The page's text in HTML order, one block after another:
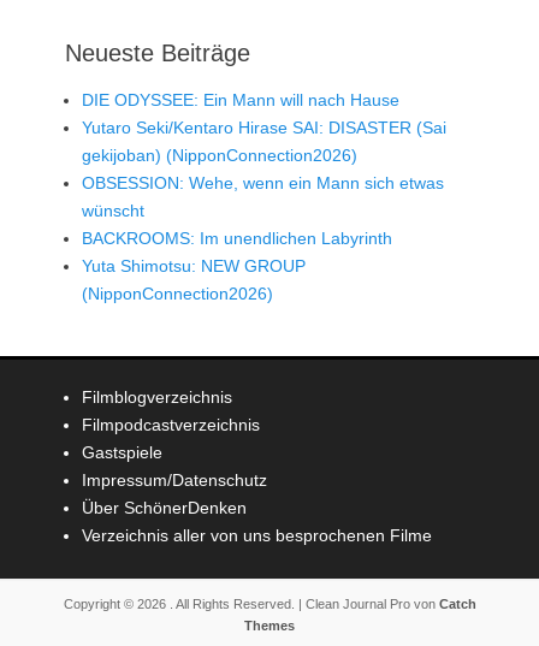
Neueste Beiträge
DIE ODYSSEE: Ein Mann will nach Hause
Yutaro Seki/Kentaro Hirase SAI: DISASTER (Sai
gekijoban) (NipponConnection2026)
OBSESSION: Wehe, wenn ein Mann sich etwas
wünscht
BACKROOMS: Im unendlichen Labyrinth
Yuta Shimotsu: NEW GROUP
(NipponConnection2026)
Filmblogverzeichnis
Filmpodcastverzeichnis
Gastspiele
Impressum/Datenschutz
Über SchönerDenken
Verzeichnis aller von uns besprochenen Filme
Copyright © 2026 . All Rights Reserved. | Clean Journal Pro von Catch
Themes